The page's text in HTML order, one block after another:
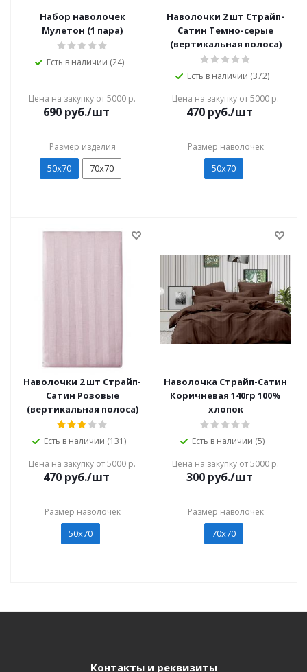
Набор наволочек
Мулетон (1 пара)
Есть в наличии (24)
Цена на закупку от 5000 р.
690 руб./шт
Размер изделия
50х70 70х70
Наволочки 2 шт Страйп-
Сатин Темно-серые
(вертикальная полоса)
Есть в наличии (372)
Цена на закупку от 5000 р.
470 руб./шт
Размер наволочек
50х70
Наволочки 2 шт Страйп-
Сатин Розовые
(вертикальная полоса)
Есть в наличии (131)
Цена на закупку от 5000 р.
470 руб./шт
Размер наволочек
50х70
Наволочка Страйп-Сатин
Коричневая 140гр 100%
хлопок
Есть в наличии (5)
Цена на закупку от 5000 р.
300 руб./шт
Размер наволочек
70х70
Контакты и реквизиты